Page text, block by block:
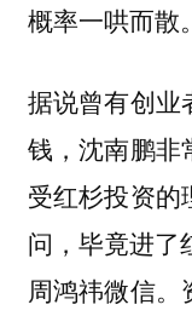
概率一哄而散。
据说曾有创业
钱，沈南鹏非
受红杉投资的
问，毕竟进了
周鸿祎微信。